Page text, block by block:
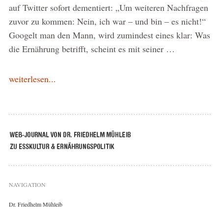
auf Twitter sofort dementiert: „Um weiteren Nachfragen
zuvor zu kommen: Nein, ich war – und bin – es nicht!“
Googelt man den Mann, wird zumindest eines klar: Was
die Ernährung betrifft, scheint es mit seiner …
weiterlesen...
NAVIGATION
Dr. Friedhelm Mühleib